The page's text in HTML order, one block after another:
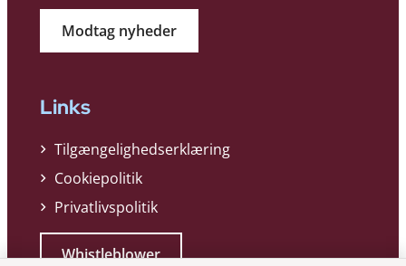
Modtag nyheder
Links
Tilgængelighedserklæring
Cookiepolitik
Privatlivspolitik
Whistleblower